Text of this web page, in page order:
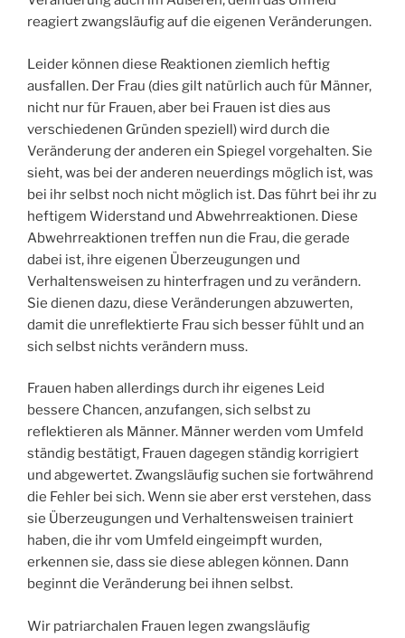
reagiert zwangsläufig auf die eigenen Veränderungen.
Leider können diese Reaktionen ziemlich heftig
ausfallen. Der Frau (dies gilt natürlich auch für Männer,
nicht nur für Frauen, aber bei Frauen ist dies aus
verschiedenen Gründen speziell) wird durch die
Veränderung der anderen ein Spiegel vorgehalten. Sie
sieht, was bei der anderen neuerdings möglich ist, was
bei ihr selbst noch nicht möglich ist. Das führt bei ihr zu
heftigem Widerstand und Abwehrreaktionen. Diese
Abwehrreaktionen treffen nun die Frau, die gerade
dabei ist, ihre eigenen Überzeugungen und
Verhaltensweisen zu hinterfragen und zu verändern.
Sie dienen dazu, diese Veränderungen abzuwerten,
damit die unreflektierte Frau sich besser fühlt und an
sich selbst nichts verändern muss.
Frauen haben allerdings durch ihr eigenes Leid
bessere Chancen, anzufangen, sich selbst zu
reflektieren als Männer. Männer werden vom Umfeld
ständig bestätigt, Frauen dagegen ständig korrigiert
und abgewertet. Zwangsläufig suchen sie fortwährend
die Fehler bei sich. Wenn sie aber erst verstehen, dass
sie Überzeugungen und Verhaltensweisen trainiert
haben, die ihr vom Umfeld eingeimpft wurden,
erkennen sie, dass sie diese ablegen können. Dann
beginnt die Veränderung bei ihnen selbst.
Wir patriarchalen Frauen legen zwangsläufig